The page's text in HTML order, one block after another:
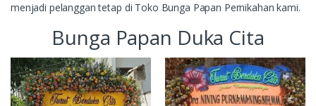
menjadi pelanggan tetap di Toko Bunga Papan Pernikahan kami.
Bunga Papan Duka Cita